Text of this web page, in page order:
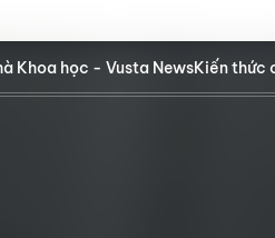
Khoa học - Vusta NewsKiến thức